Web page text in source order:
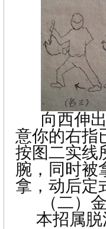
向西伸
意你的右指
按图二实线
腕，同时被
拿，动后定
（二）
本招属